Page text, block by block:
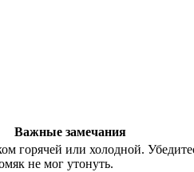
Важные замечания
горячей или холодной.
не мог утонуть.